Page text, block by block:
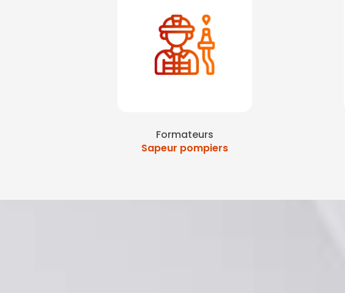
Formateurs
Sapeur pompiers